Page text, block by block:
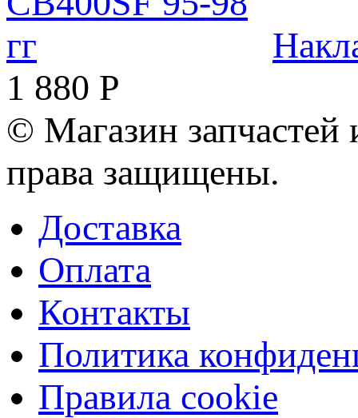
1 880 Р
© Магазин
права защищены.
Доставка
Оплата
Контакты
Политика
Правила cookie